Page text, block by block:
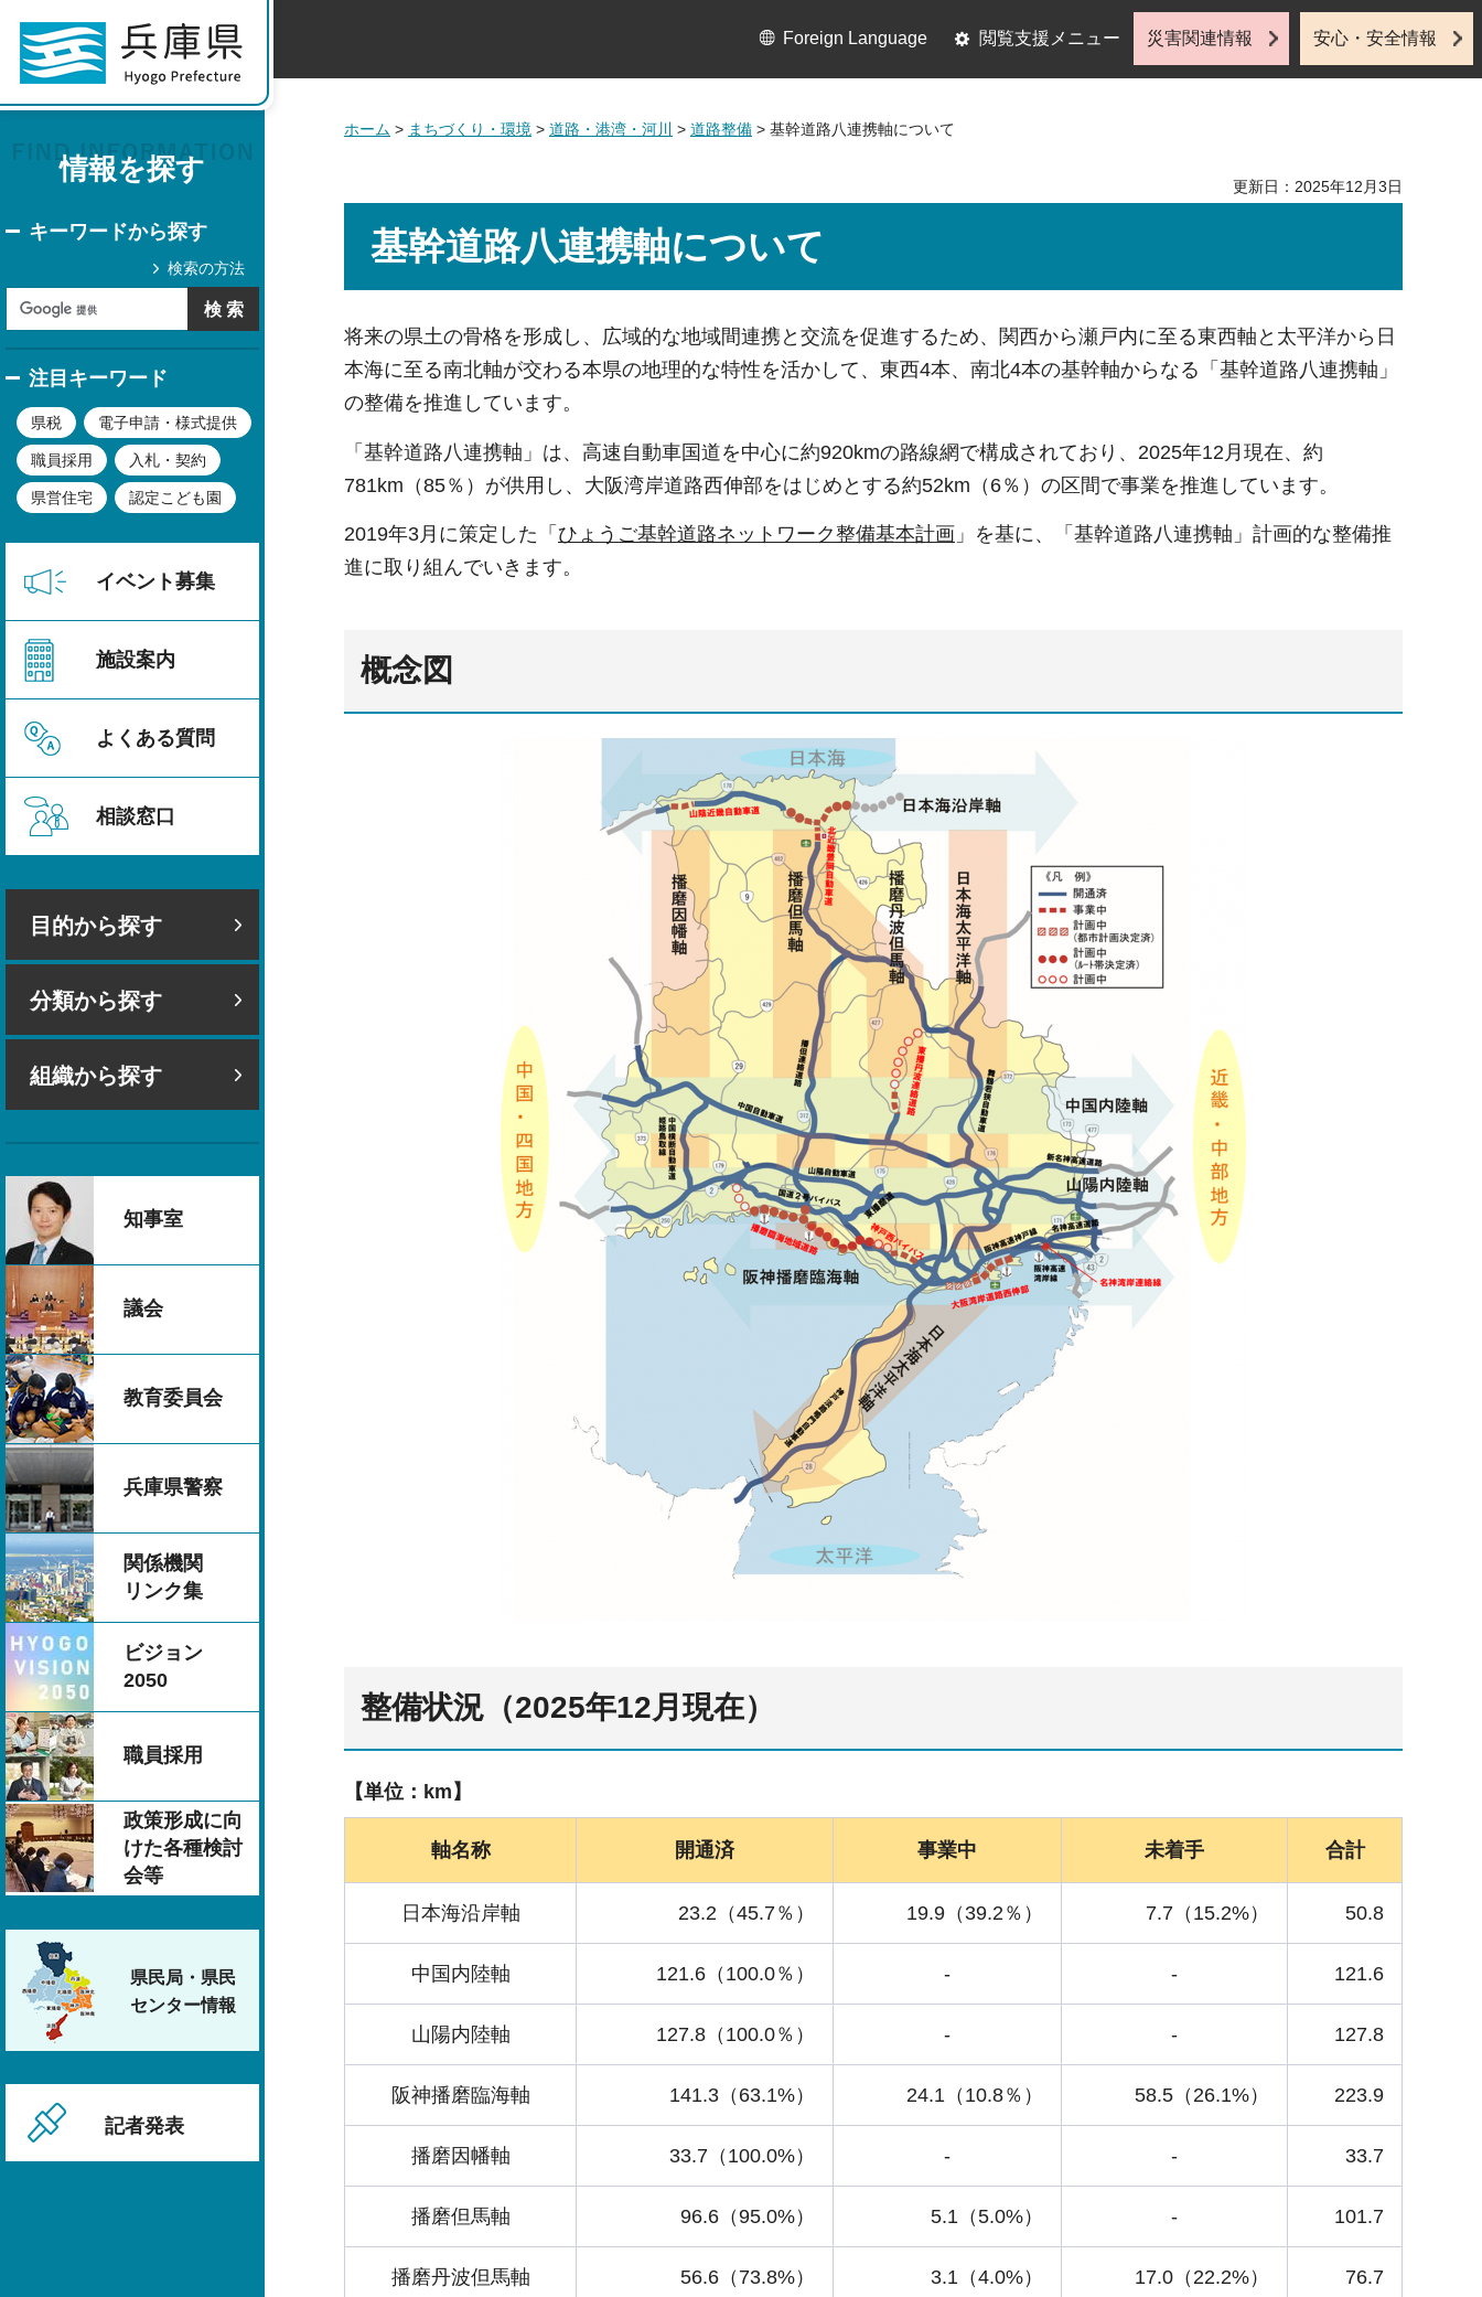
情報を探す
キーワードから探す
検索の方法
注目キーワード
県税 電子申請・様式提供
職員採用 入札・契約
県営住宅 認定こども園
イベント募集
施設案内
よくある質問
相談窓口
目的から探す
分類から探す
組織から探す
知事室
議会
教育委員会
兵庫県警察
関係機関
リンク集
ビジョン
2050
職員採用
政策形成に向
けた各種検討
会等
県民局・県民
センター情報
記者発表
Foreign Language 閲覧支援メニュー 災害関連情報 安心・安全情報
ホーム > まちづくり・環境 > 道路・港湾・河川 > 道路整備 > 基幹道路八連携軸について
更新日：2025年12月3日
基幹道路八連携軸について
将来の県土の骨格を形成し、広域的な地域間連携と交流を促進するため、関西から瀬戸内に至る東西軸と太平洋から日
本海に至る南北軸が交わる本県の地理的な特性を活かして、東西4本、南北4本の基幹軸からなる「基幹道路八連携軸」
の整備を推進しています。
「基幹道路八連携軸」は、高速自動車国道を中心に約920kmの路線網で構成されており、2025年12月現在、約
781km（85％）が供用し、大阪湾岸道路西伸部をはじめとする約52km（6％）の区間で事業を推進しています。
2019年3月に策定した「 ひょうご基幹道路ネットワーク整備基本計画 」を基に、「基幹道路八連携軸」計画的な整備推
進に取り組んでいきます。
概念図
整備状況（2025年12月現在）
【単位：km】
軸名称 開通済 事業中 未着手 合計
日本海沿岸軸 23.2（45.7％） 19.9（39.2％） 7.7（15.2%） 50.8
中国内陸軸 121.6（100.0％） - - 121.6
山陽内陸軸 127.8（100.0％） - - 127.8
阪神播磨臨海軸 141.3（63.1%） 24.1（10.8％） 58.5（26.1%） 223.9
播磨因幡軸 33.7（100.0%） - - 33.7
播磨但馬軸 96.6（95.0%） 5.1（5.0%） - 101.7
播磨丹波但馬軸 56.6（73.8%） 3.1（4.0%） 17.0（22.2%） 76.7